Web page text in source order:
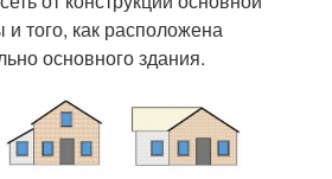
того, как расположена
основного здания.